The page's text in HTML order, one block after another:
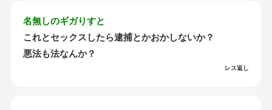
名無しのギガりすと
これとセックスしたら逮捕とかおかしないか？
悪法も法なんか？
レス返し